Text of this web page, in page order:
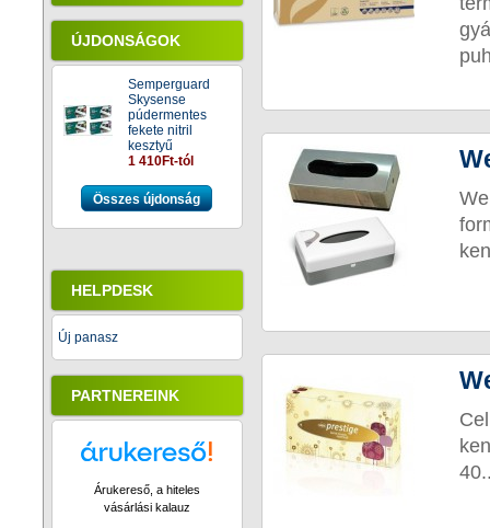
ÚJDONSÁGOK
Semperguard
Skysense
púdermentes
fekete nitril
kesztyű
1 410Ft-tól
Összes újdonság
HELPDESK
Új panasz
PARTNEREINK
Árukereső, a hiteles
vásárlási kalauz